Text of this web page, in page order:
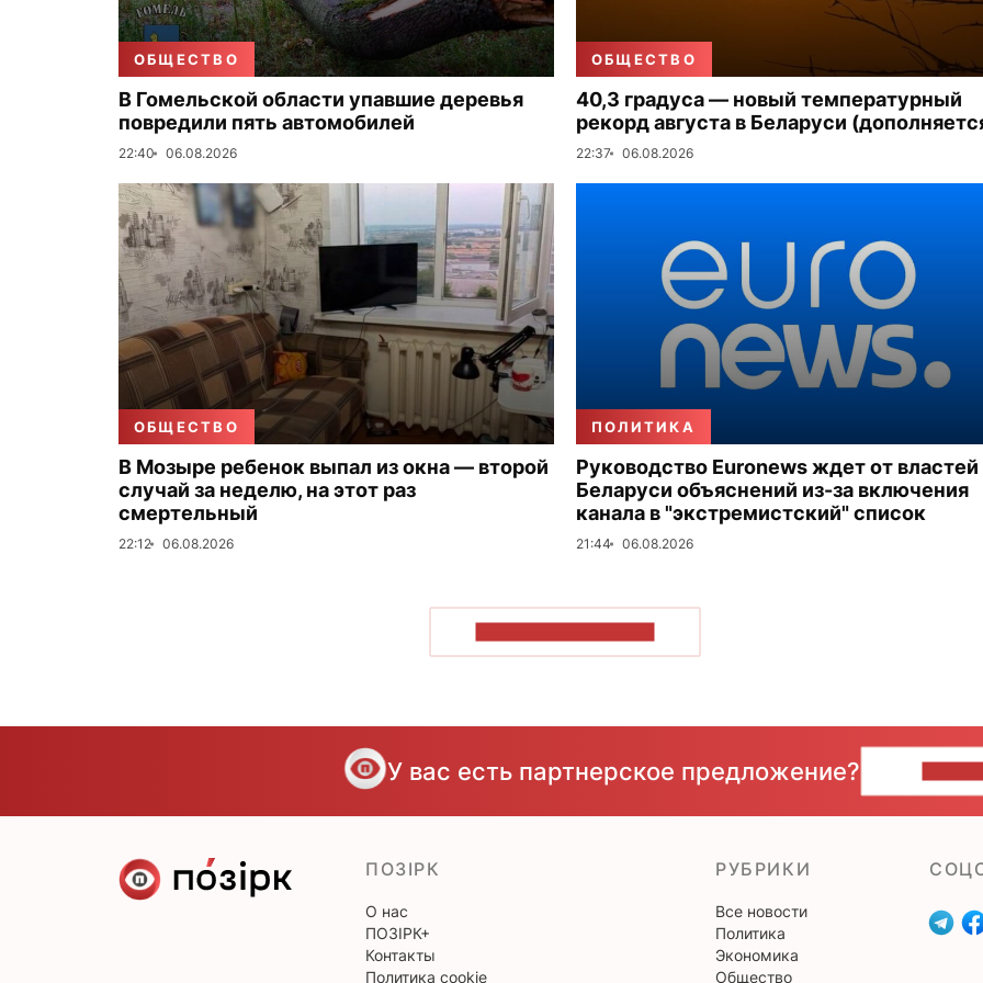
ОБЩЕСТВО
В Гомельской области упавшие деревья
повредили пять автомобилей
22:40 06.08.2026
ОБЩЕСТВО
40,3 градуса — новый температурный
рекорд августа в Беларуси
22:37 06.08.2026
ОБЩЕСТВО
В Мозыре ребенок выпал из окна — второй
случай за неделю, на этот раз
смертельный
22:12 06.08.2026
ПОЛИТИКА
Руководство Euronews ждет от властей
Беларуси объяснений из-за включения
канала в "экстремистский" список
21:44 06.08.2026
У вас есть партнерское предложение?
ПОЗІРК
О нас
ПОЗІРК+
Контакты
Политика cookie
РУБРИКИ
Все новости
Политика
Экономика
Общество